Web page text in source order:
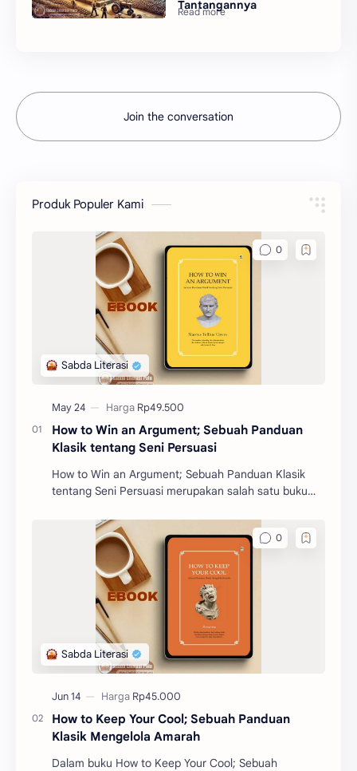
Tantangannya
Join the conversation
Produk Populer Kami
How to Win an Argument; Sebuah Panduan
Klasik tentang Seni Persuasi
How to Win an Argument; Sebuah Panduan Klasik
tentang Seni Persuasi merupakan salah satu buku
How to Keep Your Cool; Sebuah Panduan
Klasik Mengelola Amarah
Dalam buku How to Keep Your Cool; Sebuah